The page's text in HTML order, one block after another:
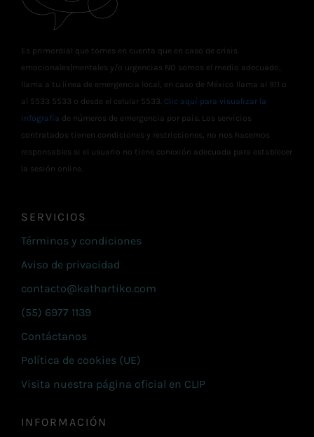
Es primordial que tomes en cuenta que en caso de crisis
emocionales|mentales y/o urgencias NO somos el medio adecuado,
llama a tu línea de emergencia local, en caso de México llama al 911 o
al 5533 5533 o desde el celular 5533. Clic aquí para visualizar la
infografía de números de emergencia por país. Los servicios
contratados tienen condiciones y restricciones, no nos hacemos
responsables si el usuario no tiene conexión adecuada para establecer
la sesión online.
SERVICIOS
Términos y condiciones
Aviso de privacidad
contacto@kathartiko.com
(55) 6977 1139
Contáctanos
Política de cookies (UE)
Visita nuestra página oficial en CLIP
INFORMACIÓN